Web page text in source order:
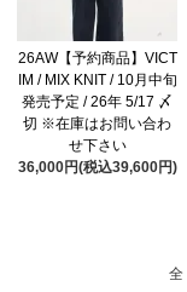
26AW【予約商品】VICT
IM / MIX KNIT / 10月中旬
発売予定 / 26年 5/17 〆
切 ※在庫はお問い合わ
せ下さい
36,000円(税込39,600円)
全